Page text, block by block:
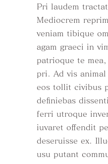
Pri laudem
Mediocrem
veniam tibique
agam graeci in
patrioque te
pri. Ad vis
eos tollit civibus
definiebas
ferri utroque
iuvaret offendit
deseruisse ex.
usu putant